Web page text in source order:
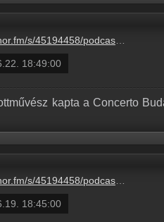
5-24%2F91317310-ec68-adf0-f2e0-07cafd4016fe.mp3
18:49:00
kapta a Concerto
5-17%2Ffb42abd5-f3bf-34c3-bdcf-706c8c7c8777.mp3
18:45:00